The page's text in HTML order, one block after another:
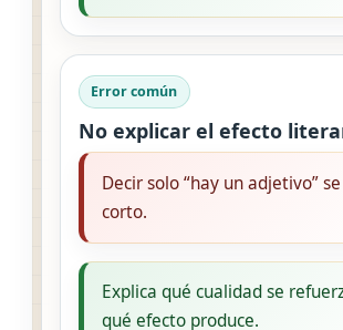
Error común
No explicar el efecto
Decir solo “hay un adjetivo”
corto.
Explica qué cualidad se
qué efecto produce.